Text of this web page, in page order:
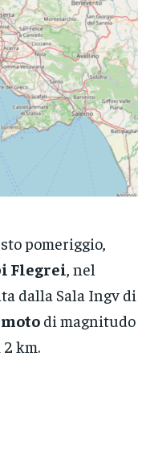
pomeriggio,
Flegrei, nel
dalla Sala Ingv di
di magnitudo
km.